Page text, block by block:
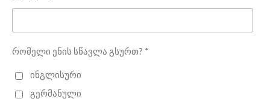
რომელი ენის სწავლა გსურთ? *
ინგლისური
გერმანული